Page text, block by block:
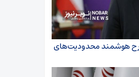
در طرح هوشمند محدودیت‌های